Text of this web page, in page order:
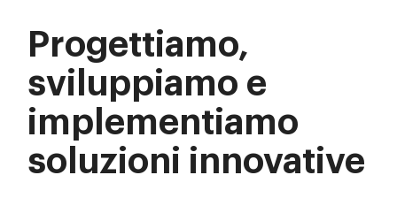
Progettiamo,
sviluppiamo e
implementiamo
soluzioni innovative